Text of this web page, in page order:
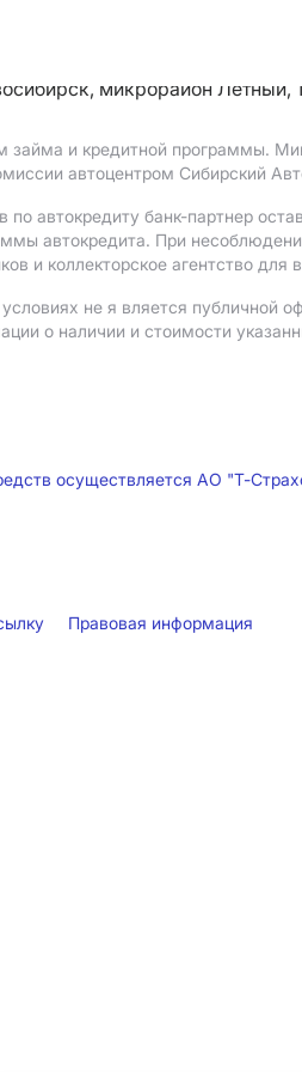
микрорайон Летный,
займа и кредитной программы.
автоцентром Сибирский
автокредиту банк-партнер
автокредита. При
и коллекторское агентство для
не я вляется публичной
о наличии и стоимости
осуществляется АО "Т-
Правовая информация